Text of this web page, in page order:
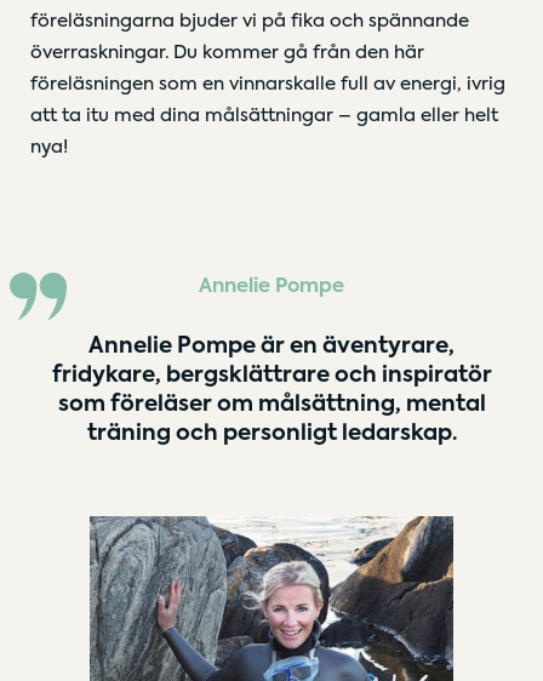
föreläsningarna bjuder vi på fika och spännande
överraskningar. Du kommer gå från den här
föreläsningen som en vinnarskalle full av energi, ivrig
att ta itu med dina målsättningar – gamla eller helt
nya!
Annelie Pompe
Annelie Pompe är en äventyrare,
fridykare, bergsklättrare och inspiratör
som föreläser om målsättning, mental
träning och personligt ledarskap.